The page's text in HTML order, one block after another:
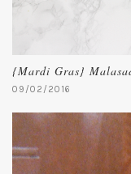
{Mardi Gras}
09/02/2016